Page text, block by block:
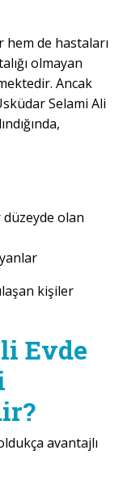
de hastaları
olmayan
Ancak
Selami Ali
düzeyde olan
kişiler
Evde
avantajlı